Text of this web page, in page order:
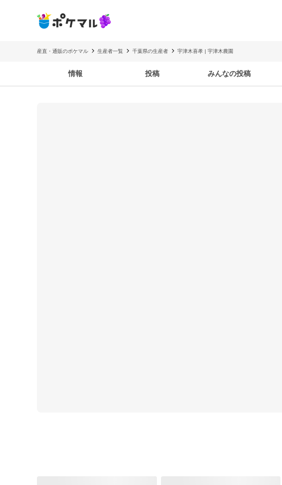
産直・通販のポケマル 生産者一覧 千葉県の生産者 宇津木喜孝 | 宇津木農園
情報 投稿 みんなの投稿